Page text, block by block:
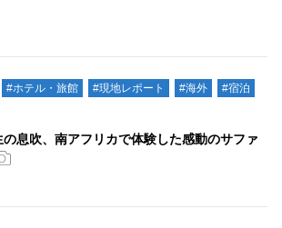
#ホテル・旅館 #現地レポート #海外
#宿泊
息吹、南アフリカで体験した感動のサファ